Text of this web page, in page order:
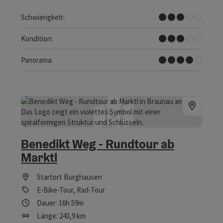
Schwierigkeit:
Mittel
Kondition:
Mittel
Panorama:
Tolles Panorama
Benedikt Weg - Rundtour ab
Marktl
Startort Burghausen
E-Bike-Tour, Rad-Tour
Dauer: 16h 59m
Länge: 243,9 km